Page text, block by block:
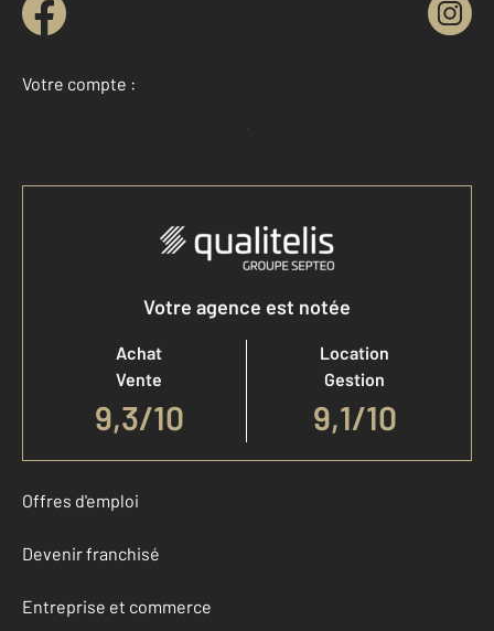
Votre compte :
Accéder à mon compte
Votre agence est notée
Achat
Vente
9,3/10
Location
Gestion
9,1/10
Offres d'emploi
Devenir franchisé
Entreprise et commerce